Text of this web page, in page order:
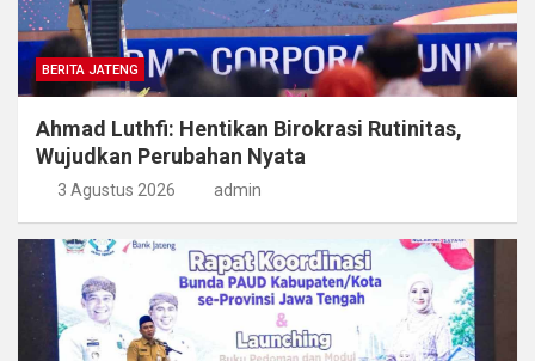
BERITA JATENG
Ahmad Luthfi: Hentikan Birokrasi Rutinitas,
Wujudkan Perubahan Nyata
3 Agustus 2026 admin